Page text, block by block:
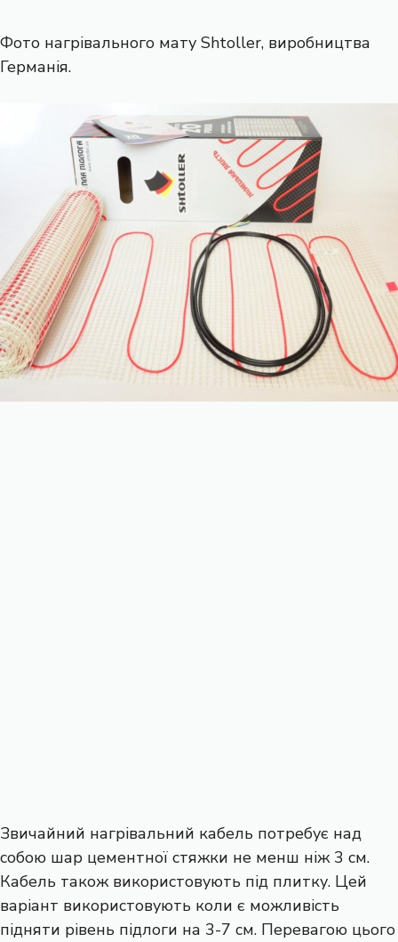
Фото нагрівального мату Shtoller, виробництва
Германія.
Звичайний нагрівальний кабель потребує над
собою шар цементної стяжки не менш ніж 3 см.
Кабель також використовують під плитку. Цей
варіант використовують коли є можливість
підняти рівень підлоги на 3-7 см. Перевагою цього